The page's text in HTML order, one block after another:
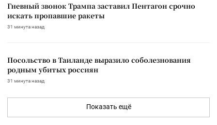
Гневный звонок Трампа заставил Пентагон срочно
искать пропавшие ракеты
31 минута назад
Посольство в Таиланде выразило соболезнования
родным убитых россиян
31 минута назад
Показать ещё